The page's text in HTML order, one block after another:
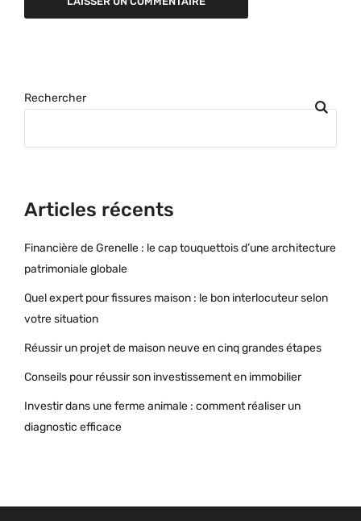
Rechercher
Articles récents
Financière de Grenelle : le cap touquettois d’une architecture
patrimoniale globale
Quel expert pour fissures maison : le bon interlocuteur selon
votre situation
Réussir un projet de maison neuve en cinq grandes étapes
Conseils pour réussir son investissement en immobilier
Investir dans une ferme animale : comment réaliser un
diagnostic efficace